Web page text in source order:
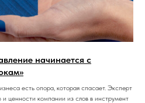
начинается с
есть опора, которая спасает. Эксперт
ценности компании из слов в инструмент